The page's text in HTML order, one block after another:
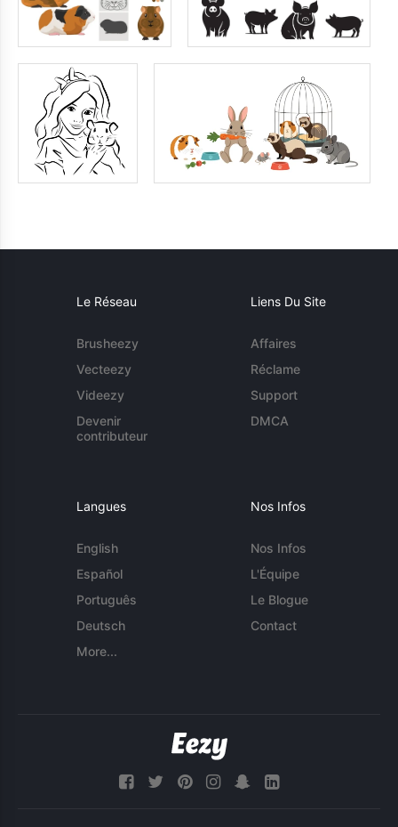
Le Réseau
Brusheezy
Vecteezy
Videezy
Devenir
contributeur
Liens Du Site
Affaires
Réclame
Support
DMCA
Langues
English
Español
Português
Deutsch
More...
Nos Infos
Nos Infos
L'Équipe
Le Blogue
Contact